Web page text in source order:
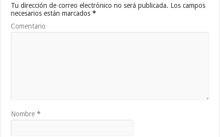
Tu dirección de correo electrónico no será publicada. Los campos
necesarios están marcados*
Comentario
Nombre*